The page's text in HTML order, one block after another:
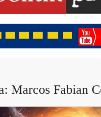
Marcos Fabian